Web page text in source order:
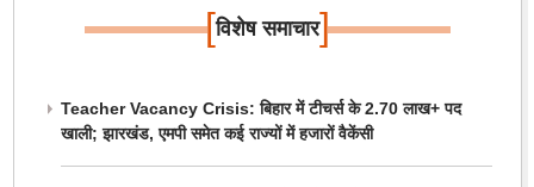
[विशेष समाचार]
Teacher Vacancy Crisis: बिहार में टीचर्स के 2.70 लाख+ पद
खाली; झारखंड, एमपी समेत कई राज्यों में हजारों वैकेंसी